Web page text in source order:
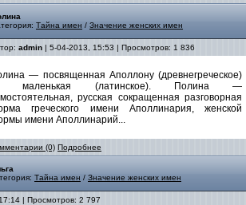
Тайна имен / Значение женских имен
admin | 5-04-2013, 15:53 | Просмотров: 1 836
— посвященная Аполлону (древнегреческое)
маленькая (латинское). Полина —
русская сокращенная разговорная
греческого имени Аполлинария, женской
имени Аполлинарий...
(0) Подробнее
Тайна имен / Значение женских имен
| Просмотров: 2 797